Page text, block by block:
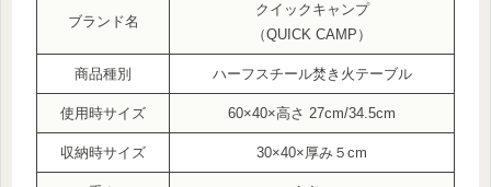
ブランド名
クイックキャンプ
（QUICK CAMP）
商品種別 ハーフスチール焚き火テーブル
使用時サイズ 60×40×高さ 27cm/34.5cm
収納時サイズ 30×40×厚み５cm